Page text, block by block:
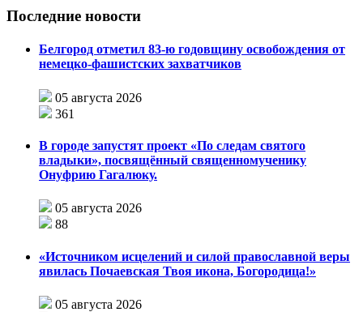
Последние новости
Белгород отметил 83-ю годовщину освобождения от
немецко-фашистских захватчиков
05 августа 2026
361
В городе запустят проект «По следам святого
владыки», посвящённый священномученику
Онуфрию Гагалюку.
05 августа 2026
88
«Источником исцелений и силой православной веры
явилась Почаевская Твоя икона, Богородица!»
05 августа 2026